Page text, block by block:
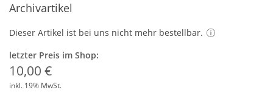
Archivartikel
Dieser Artikel ist bei uns nicht mehr bestellbar.
letzter Preis im Shop:
10,00 €
inkl. 19% MwSt.